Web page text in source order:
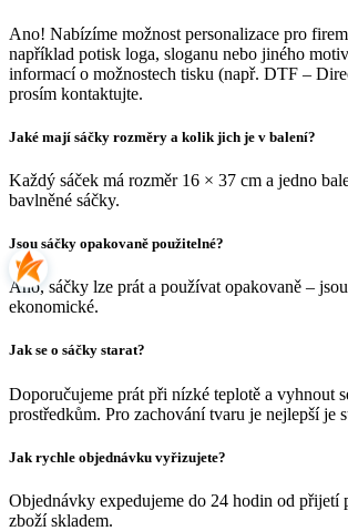
Ano! Nabízíme možnost personalizace pro
například potisk loga, sloganu nebo jiného
informací o možnostech tisku (např. DTF –
prosím kontaktujte.
Jaké mají sáčky rozměry a kolik jich je v balení?
Každý sáček má rozměr 16 × 37 cm a jedno
bavlněné sáčky.
Jsou sáčky opakovaně použitelné?
Ano, sáčky lze prát a používat opakovaně –
ekonomické.
Jak se o sáčky starat?
Doporučujeme prát při nízké teplotě a vyhnout
prostředkům. Pro zachování tvaru je nejlepší je
Jak rychle objednávku vyřizujete?
Objednávky expedujeme do 24 hodin od přijetí
zboží skladem.